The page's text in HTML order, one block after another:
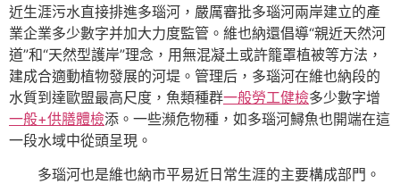
近生涯污水直接排進多瑙河，嚴厲審批多瑙河兩岸建立的產
業企業多少數字并加大力度監管。維也納還倡導“親近天然河
道”和“天然型護岸”理念，用無混凝土或許籠罩植被等方法，
建成合適動植物發展的河堤。管理后，多瑙河在維也納段的
水質到達歐盟最高尺度，魚類種群一般勞工健檢多少數字增
一般+供膳體檢添。一些瀕危物種，如多瑙河鱘魚也開端在這
一段水域中從頭呈現。
多瑙河也是維也納市平易近日常生涯的主要構成部門。